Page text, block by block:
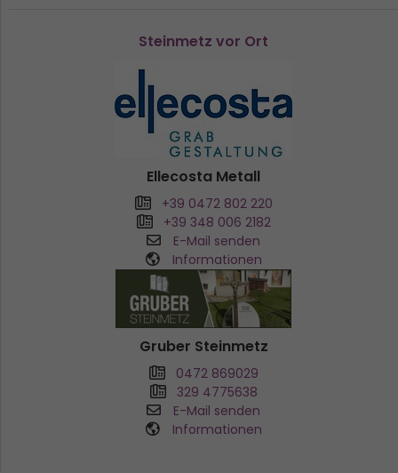
Steinmetz vor Ort
Ellecosta Metall
+39 0472 802 220
+39 348 006 2182
E-Mail senden
Informationen
Gruber Steinmetz
0472 869029
329 4775638
E-Mail senden
Informationen